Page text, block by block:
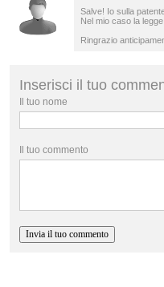
Salve! Io sulla
Nel mio caso la
Ringrazio
Inserisci il tuo
Il tuo nome
Il tuo commento